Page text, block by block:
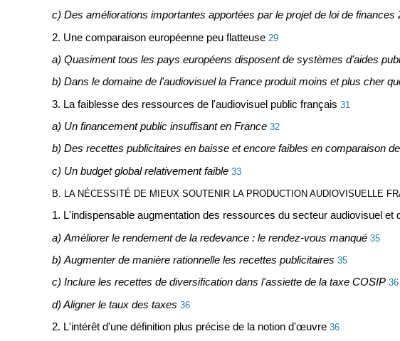
c) Des améliorations importantes apportées par le projet de loi de finances
2. Une comparaison européenne peu flatteuse 29
a) Quasiment tous les pays européens disposent de systèmes d'aides
b) Dans le domaine de l'audiovisuel la France produit moins et plus cher
3. La faiblesse des ressources de l'audiovisuel public français 31
a) Un financement public insuffisant en France 32
b) Des recettes publicitaires en baisse et encore faibles en comparaison
c) Un budget global relativement faible 33
B. LA NÉCESSITÉ DE MIEUX SOUTENIR LA PRODUCTION AUDIOVISUELLE
1. L'indispensable augmentation des ressources du secteur audiovisuel et
a) Améliorer le rendement de la redevance : le rendez-vous manqué 35
b) Augmenter de manière rationnelle les recettes publicitaires 35
c) Inclure les recettes de diversification dans l'assiette de la taxe COSIP 36
d) Aligner le taux des taxes 36
2. L'intérêt d'une définition plus précise de la notion d'œuvre 36